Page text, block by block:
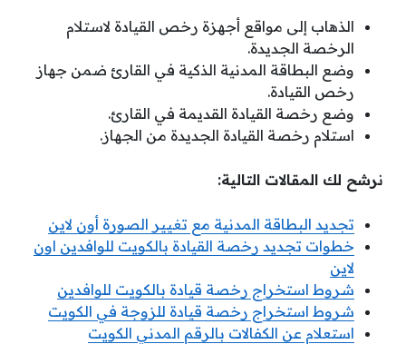
الذهاب إلى مواقع أجهزة رخص القيادة لاستلام
الرخصة الجديدة.
وضع البطاقة المدنية الذكية في القارئ ضمن جهاز
رخص القيادة.
وضع رخصة القيادة القديمة في القارئ.
استلام رخصة القيادة الجديدة من الجهاز.
نرشح لك المقالات التالية:
تجديد البطاقة المدنية مع تغيير الصورة أون لاين
خطوات تجديد رخصة القيادة بالكويت للوافدين اون
لاين
شروط استخراج رخصة قيادة بالكويت للوافدين
شروط استخراج رخصة قيادة للزوجة في الكويت
استعلام عن الكفالات بالرقم المدني الكويت